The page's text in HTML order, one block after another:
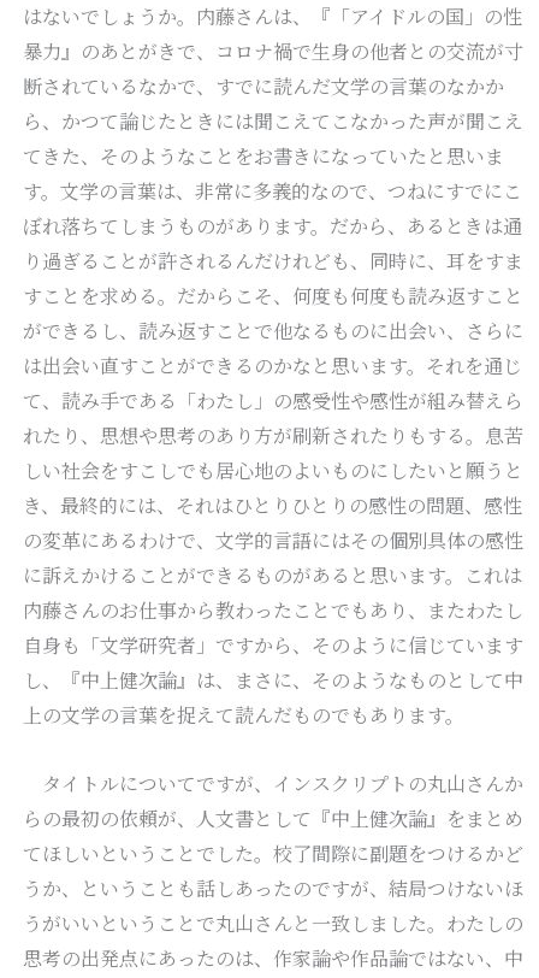
はないでしょうか。内藤さんは、『「アイドルの国」の性
暴力』のあとがきで、コロナ禍で生身の他者との交流が寸
断されているなかで、すでに読んだ文学の言葉のなかか
ら、かつて論じたときには聞こえてこなかった声が聞こえ
てきた、そのようなことをお書きになっていたと思いま
す。文学の言葉は、非常に多義的なので、つねにすでにこ
ぼれ落ちてしまうものがあります。だから、あるときは通
り過ぎることが許されるんだけれども、同時に、耳をすま
すことを求める。だからこそ、何度も何度も読み返すこと
ができるし、読み返すことで他なるものに出会い、さらに
は出会い直すことができるのかなと思います。それを通じ
て、読み手である「わたし」の感受性や感性が組み替えら
れたり、思想や思考のあり方が刷新されたりもする。息苦
しい社会をすこしでも居心地のよいものにしたいと願うと
き、最終的には、それはひとりひとりの感性の問題、感性
の変革にあるわけで、文学的言語にはその個別具体の感性
に訴えかけることができるものがあると思います。これは
内藤さんのお仕事から教わったことでもあり、またわたし
自身も「文学研究者」ですから、そのように信じています
し、『中上健次論』は、まさに、そのようなものとして中
上の文学の言葉を捉えて読んだものでもあります。
タイトルについてですが、インスクリプトの丸山さんか
らの最初の依頼が、人文書として『中上健次論』をまとめ
てほしいということでした。校了間際に副題をつけるかど
うか、ということも話しあったのですが、結局つけないほ
うがいいということで丸山さんと一致しました。わたしの
思考の出発点にあったのは、作家論や作品論ではない、中